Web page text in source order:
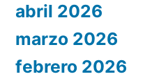
abril 2026
marzo 2026
febrero 2026